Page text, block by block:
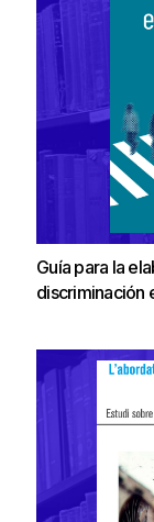
Guía para la
discriminación